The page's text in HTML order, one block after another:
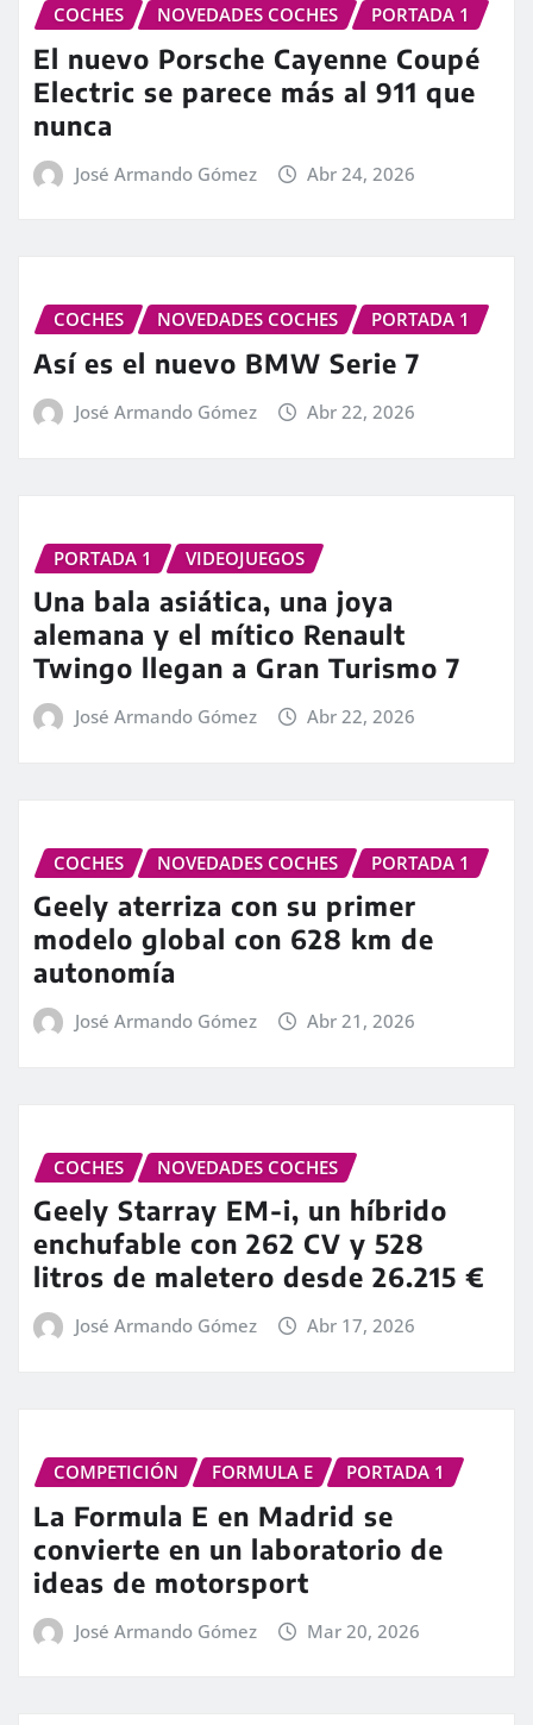
COCHES NOVEDADES COCHES PORTADA 1
El nuevo Porsche Cayenne Coupé
Electric se parece más al 911 que
nunca
José Armando Gómez Abr 24, 2026
COCHES NOVEDADES COCHES PORTADA 1
Así es el nuevo BMW Serie 7
José Armando Gómez Abr 22, 2026
PORTADA 1 VIDEOJUEGOS
Una bala asiática, una joya
alemana y el mítico Renault
Twingo llegan a Gran Turismo 7
José Armando Gómez Abr 22, 2026
COCHES NOVEDADES COCHES PORTADA 1
Geely aterriza con su primer
modelo global con 628 km de
autonomía
José Armando Gómez Abr 21, 2026
COCHES NOVEDADES COCHES
Geely Starray EM-i, un híbrido
enchufable con 262 CV y 528
litros de maletero desde 26.215 €
José Armando Gómez Abr 17, 2026
COMPETICIÓN FORMULA E PORTADA 1
La Formula E en Madrid se
convierte en un laboratorio de
ideas de motorsport
José Armando Gómez Mar 20, 2026